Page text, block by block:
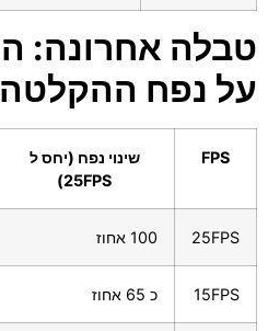
על נפח ההקלטה
FPS
שינוי נפח (יחס ל
25FPS)
25FPS 100 אחוז
15FPS כ 65 אחוז